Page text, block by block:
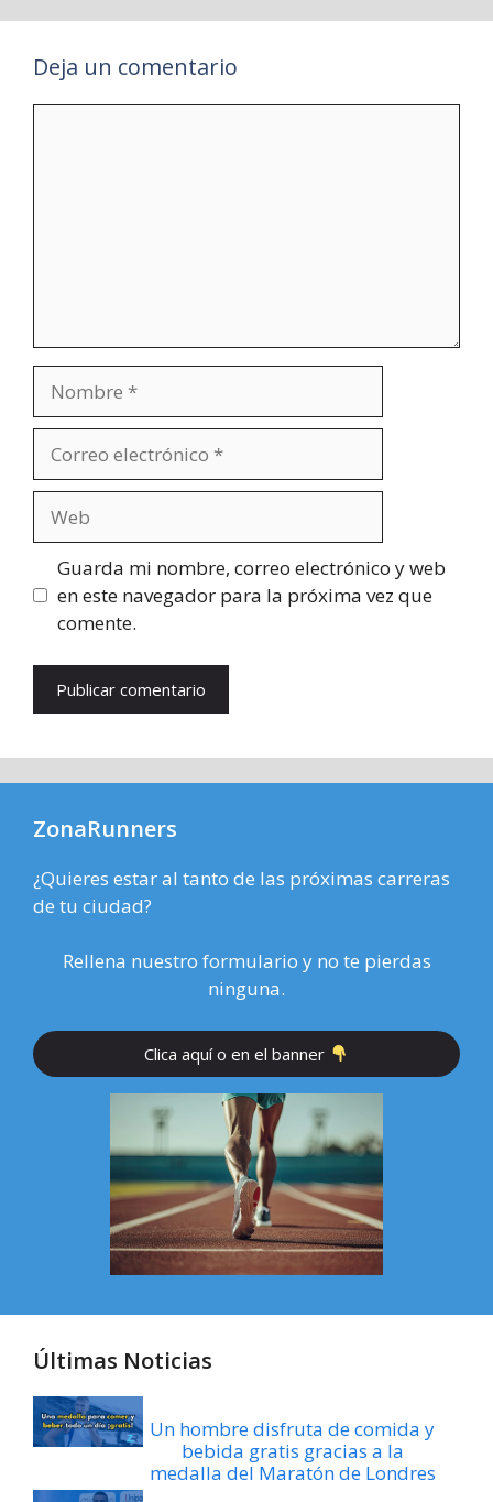
Deja un comentario
electrónico
Guarda mi nombre, correo electrónico y web
en este navegador para la próxima vez que
comente.
ZonaRunners
¿Quieres estar al tanto de las próximas carreras
de tu ciudad?
Rellena nuestro formulario y no te pierdas
ninguna.
Clica aquí o en el banner
Últimas Noticias
Un hombre disfruta de comida y
bebida gratis gracias a la
medalla del Maratón de Londres